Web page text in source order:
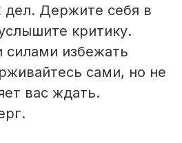
Держите себя в
критику.
силами избежать
сами, но не
вас ждать.